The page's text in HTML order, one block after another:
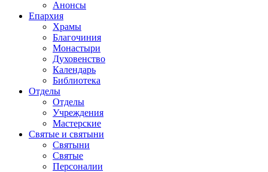
Анонсы
Епархия
Храмы
Благочиния
Монастыри
Духовенство
Календарь
Библиотека
Отделы
Отделы
Учреждения
Мастерские
Святые и святыни
Cвятыни
Cвятые
Персоналии